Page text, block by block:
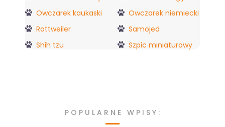
Owczarek kaukaski
Owczarek niemiecki
Rottweiler
Samojed
Shih tzu
Szpic miniaturowy
POPULARNE WPISY: